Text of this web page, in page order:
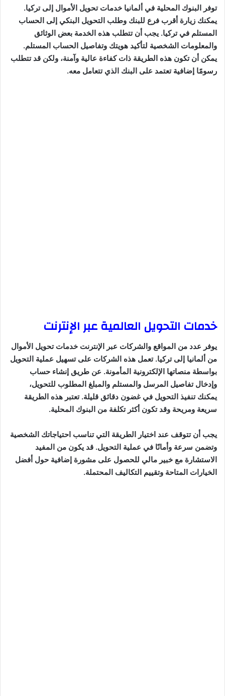
توفر البنوك المحلية في ألمانيا خدمات تحويل الأموال إلى تركيا.
يمكنك زيارة أقرب فرع للبنك وطلب التحويل البنكي إلى الحساب
المستلم في تركيا. يجب أن تتطلب هذه الخدمة بعض الوثائق
والمعلومات الشخصية لتأكيد هويتك وتفاصيل الحساب المستلم.
يمكن أن تكون هذه الطريقة ذات كفاءة عالية وآمنة، ولكن قد تتطلب
رسومًا إضافية تعتمد على البنك الذي تتعامل معه.
خدمات التحويل العالمية عبر الإنترنت
يوفر عدد من المواقع والشركات عبر الإنترنت خدمات تحويل الأموال
من ألمانيا إلى تركيا. تعمل هذه الشركات على تسهيل عملية التحويل
بواسطة منصاتها الإلكترونية المأمونة. عن طريق إنشاء حساب
وإدخال تفاصيل المرسل والمستلم والمبلغ المطلوب للتحويل،
يمكنك تنفيذ التحويل في غضون دقائق قليلة. تعتبر هذه الطريقة
سريعة ومريحة وقد تكون أكثر تكلفة من البنوك المحلية.
يجب أن تتوقف عند اختيار الطريقة التي تناسب احتياجاتك الشخصية
وتضمن سرعة وأمانًا في عملية التحويل. قد يكون من المفيد
الاستشارة مع خبير مالي للحصول على مشورة إضافية حول أفضل
الخيارات المتاحة وتقييم التكاليف المحتملة.